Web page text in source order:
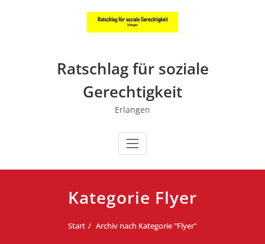
Ratschlag für soziale
Gerechtigkeit
Erlangen
Kategorie Flyer
Start Archiv nach Kategorie "Flyer"